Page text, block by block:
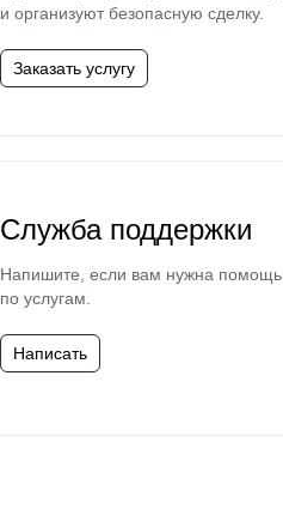
и организуют безопасную сделку.
Заказать услугу
Служба поддержки
Напишите, если вам нужна помощь
по услугам.
Написать